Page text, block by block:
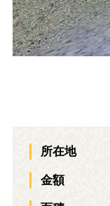
所在地
金額